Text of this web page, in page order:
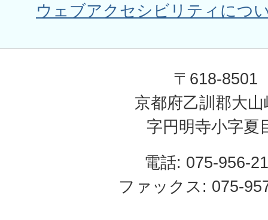
ウェブアクセシビリティにつ
〒618-8501
京都府乙訓郡大山
字円明寺小字夏
電話: 075-956-
ファックス: 075-